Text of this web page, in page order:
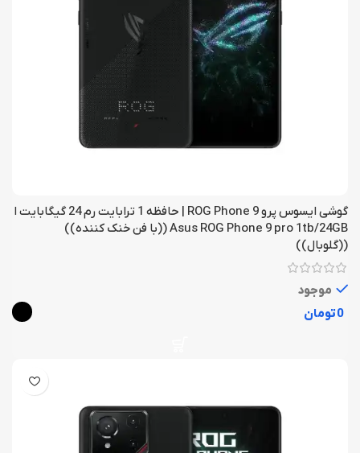
گوشی ایسوس پرو ROG Phone 9 | حافظه 1 ترابایت رم 24 گیگابایت ا
Asus ROG Phone 9 pro 1tb/24GB ((با فن خنک کننده))
((گلوبال))
موجود
تومان